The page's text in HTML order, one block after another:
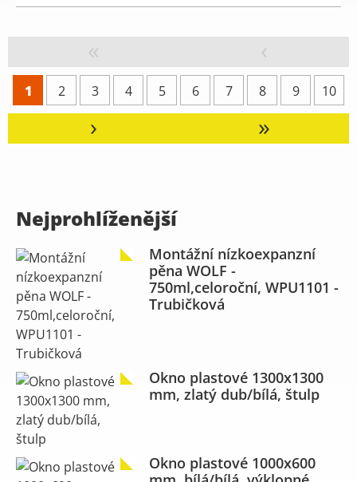
« ‹
1 2 3 4 5 6 7 8 9 10
› »
Nejprohlíženější
Montážní nízkoexpanzní
pěna WOLF -
750ml,celoroční, WPU1101 -
Trubičková
Okno plastové 1300x1300
mm, zlatý dub/bílá, štulp
Okno plastové 1000x600